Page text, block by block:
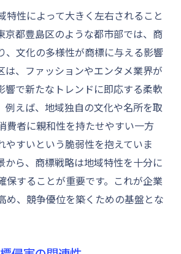
教える商標保護の難しさ
功のための要因分析
から得る商標戦略の知見
く商標保護の改善点
おける成功例の特長
守るための商標管理のポイント
ブランド価値に与える影響
値を高める商標管理方法
商標管理によるブランド保護
特性によって大きく左右されること
京都豊島区のような都市部では、商
、文化の多様性が商標に与える影響
は、ファッションやエンタメ業界が
響で新たなトレンドに即応する柔軟
例えば、地域独自の文化や名所を取
費者に親和性を持たせやすい一方
やすいという脆弱性を抱えていま
から、商標戦略は地域特性を十分に
保することが重要です。これが企業
め、競争優位を築くための基盤とな